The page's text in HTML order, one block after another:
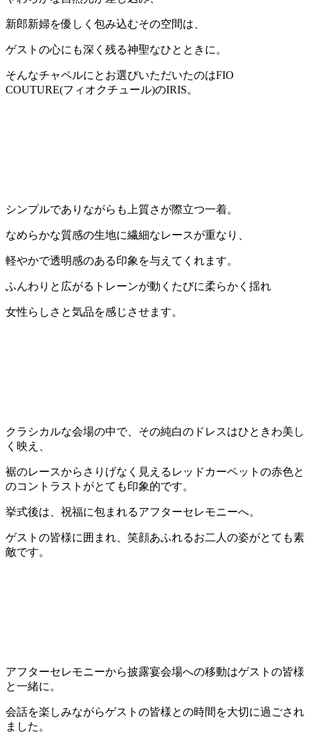
新郎新婦を優しく包み込むその空間は、
ゲストの心にも深く残る神聖なひとときに。
そんなチャペルにとお選びいただいたのはFIO
COUTURE(フィオクチュール)のIRIS。
シンプルでありながらも上質さが際立つ一着。
なめらかな質感の生地に繊細なレースが重なり、
軽やかで透明感のある印象を与えてくれます。
ふんわりと広がるトレーンが動くたびに柔らかく揺れ
女性らしさと気品を感じさせます。
クラシカルな会場の中で、その純白のドレスはひときわ美し
く映え、
裾のレースからさりげなく見えるレッドカーペットの赤色と
のコントラストがとても印象的です。
挙式後は、祝福に包まれるアフターセレモニーへ。
ゲストの皆様に囲まれ、笑顔あふれるお二人の姿がとても素
敵です。
アフターセレモニーから披露宴会場への移動はゲストの皆様
と一緒に。
会話を楽しみながらゲストの皆様との時間を大切に過ごされ
ました。